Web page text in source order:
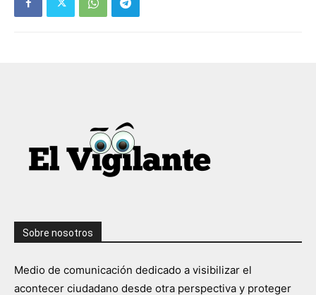
Sobre nosotros
Medio de comunicación dedicado a visibilizar el
acontecer ciudadano desde otra perspectiva y proteger